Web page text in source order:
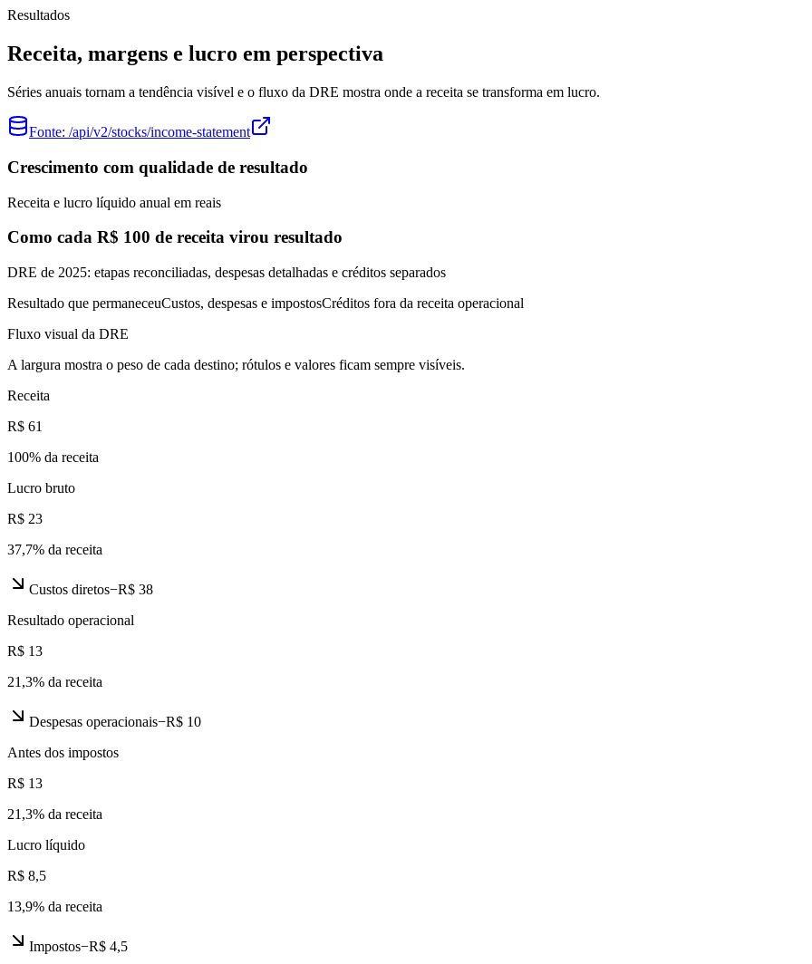
Resultados
Receita, margens e lucro em perspectiva
Séries anuais tornam a tendência visível e o fluxo da DRE mostra onde a receita se transforma em lucro.
Fonte: /api/v2/stocks/income-statement
Crescimento com qualidade de resultado
Receita e lucro líquido anual em reais
Como cada R$ 100 de receita virou resultado
DRE de 2025: etapas reconciliadas, despesas detalhadas e créditos separados
Resultado que permaneceuCustos, despesas e impostosCréditos fora da receita operacional
Fluxo visual da DRE
A largura mostra o peso de cada destino; rótulos e valores ficam sempre visíveis.
Receita
R$ 61
100% da receita
Lucro bruto
R$ 23
37,7% da receita
Custos diretos−R$ 38
Resultado operacional
R$ 13
21,3% da receita
Despesas operacionais−R$ 10
Antes dos impostos
R$ 13
21,3% da receita
Lucro líquido
R$ 8,5
13,9% da receita
Impostos−R$ 4,5